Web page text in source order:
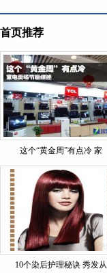
首页推荐
这个“黄金周”有点冷 家
10个染后护理秘诀 秀发从